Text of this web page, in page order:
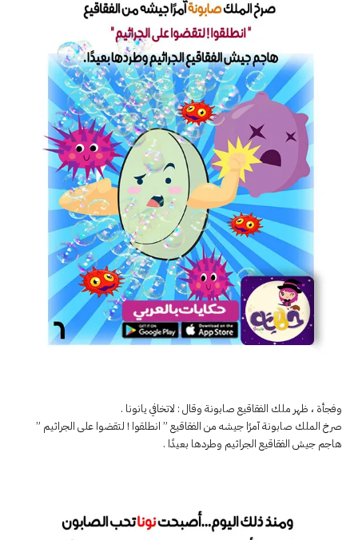
وفجأة ، ظهر ملك الفقاقيع صابونة وقال : لاتخافي يانونا .
صرخ الملك صابونة آمرًا جيشه من الفقاقيع ” انطلقوا ! لتقضوا على الجراثيم ”
هاجم جيش الفقاقيع الجراثيم وطردها بعيدًا .